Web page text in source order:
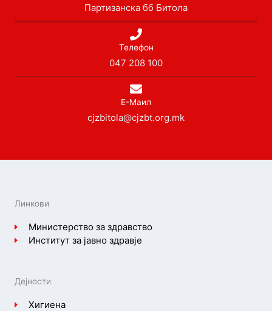
Партизанска бб Битола
Телефон
047 208 100
Е-Маил
cjzbitola@cjzbt.org.mk
Линкови
Министерство за здравство
Институт за јавно здравје
Дејности
Хигиена